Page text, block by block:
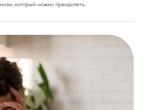
который можно преодолеть.